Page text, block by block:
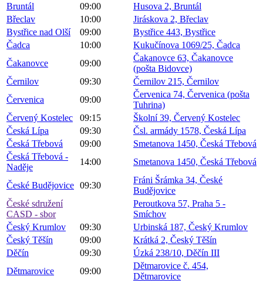
Bruntál
09:00
Husova 2, Bruntál
Břeclav
10:00
Jiráskova 2, Břeclav
Bystřice nad Olší
09:00
Bystřice 443, Bystřice
Čadca
10:00
Kukučínova 1069/25, Čadca
Čakanovce
09:00
Čakanovce 63, Čakanovce
(pošta Bidovce)
Černilov
09:30
Černilov 215, Černilov
Červenica
09:00
Červenica 74, Červenica (pošta
Tuhrina)
Červený Kostelec
09:15
Školní 39, Červený Kostelec
Česká Lípa
09:30
Čsl. armády 1578, Česká Lípa
Česká Třebová
09:00
Smetanova 1450, Česká Třebová
Česká Třebová -
Naděje
14:00 Smetanova 1450, Česká Třebová
České Budějovice 09:30
Fráni Šrámka 34, České
Budějovice
České sdružení
CASD - sbor
Peroutkova 57, Praha 5 -
Smíchov
Český Krumlov
09:30
Urbinská 187, Český Krumlov
Český Těšín
09:00
Krátká 2, Český Těšín
Děčín
09:30
Úzká 238/10, Děčín III
Dětmarovice
09:00
Dětmarovice č. 454,
Dětmarovice